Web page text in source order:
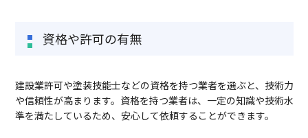
資格や許可の有無
建設業許可や塗装技能士などの資格を持つ業者を選ぶと、技術力
や信頼性が高まります。資格を持つ業者は、一定の知識や技術水
準を満たしているため、安心して依頼することができます。